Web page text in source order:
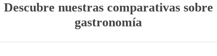
Descubre nuestras comparativas sobre
gastronomía